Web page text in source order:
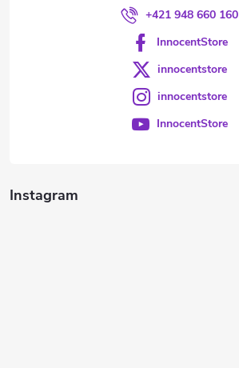
Instagram
+421 948 660 160
InnocentStore
innocentstore
innocentstore
InnocentStore